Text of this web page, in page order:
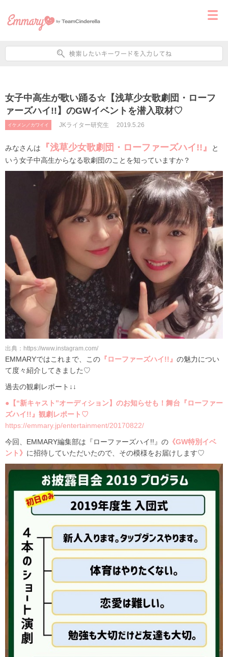
女子中高生が歌い踊る☆【浅草少女歌劇団・ローフ
ァーズハイ!!】のGWイベントを潜入取材♡
イケメン／カワイイ JKライター研究生 2019.5.26
みなさんは 『浅草少女歌劇団・ローファーズハイ!!』
と
いう女子中高生からなる歌劇団のことを知っていますか？
出典：https://www.instagram.com/
EMMARYではこれまで、この 『ローファーズハイ!!』 の魅力につい
て度々紹介してきました♡
過去の観劇レポート↓↓
●【“新キャスト”オーディション】のお知らせも！舞台『ローファー
ズハイ!!』観劇レポート♡
https://emmary.jp/entertainment/20170822/
今回、EMMARY編集部は『ローファーズハイ!!』の 《GW特別イベ
ント》 に招待していただいたので、その模様をお届けします♡